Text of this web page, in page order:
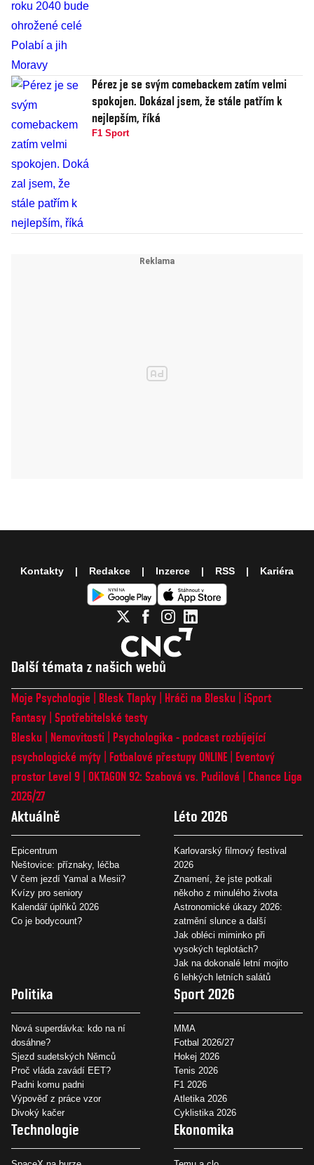
Pérez je se svým comebackem zatím velmi
spokojen. Dokázal jsem, že stále patřím k
nejlepším, říká
F1 Sport
Další témata z našich webů
Moje Psychologie Blesk Tlapky Hráči na Blesku
iSport
Fantasy Spotřebitelské testy
Blesku
Nemovitosti
Psychologika - podcast rozbíjející
psychologické mýty
Fotbalové přestupy ONLINE
Eventový
prostor Level 9 OKTAGON 92: Szabová vs. Pudilová
Chance Liga
2026/27
Aktuálně
Epicentrum
Neštovice: příznaky, léčba
V čem jezdí Yamal a Mesii?
Kvízy pro seniory
Kalendář úplňků 2026
Co je bodycount?
Léto 2026
Karlovarský filmový festival
2026
Znamení, že jste potkali
někoho z minulého života
Astronomické úkazy 2026:
zatmění slunce a další
Jak obléci miminko při
vysokých teplotách?
Jak na dokonalé letní mojito
6 lehkých letních salátů
Politika
Nová superdávka: kdo na ní
dosáhne?
Sjezd sudetských Němců
Proč vláda zavádí EET?
Padni komu padni
Výpověď z práce vzor
Divoký kačer
Sport 2026
MMA
Fotbal 2026/27
Hokej 2026
Tenis 2026
F1 2026
Atletika 2026
Cyklistika 2026
Technologie Ekonomika
Kontakty Redakce Inzerce RSS Kariéra